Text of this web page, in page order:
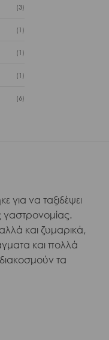
(3)
(1)
(1)
(1)
(6)
για να ταξιδέψει
γαστρονομίας.
και ζυμαρικά,
και πολλά
τα